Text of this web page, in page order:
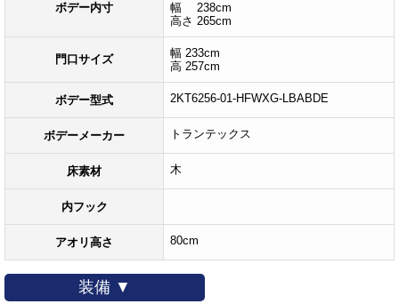
ボデー内寸
幅 238cm
高さ 265cm
門口サイズ
幅 233cm
高 257cm
ボデー型式 2KT6256-01-HFWXG-LBABDE
ボデーメーカー トランテックス
床素材 木
内フック
アオリ高さ 80cm
装備 ▼